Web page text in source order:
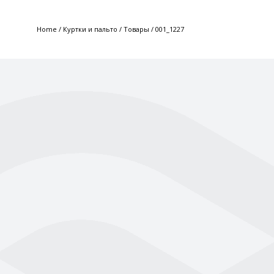
Home / Куртки и пальто / Товары / 001_1227